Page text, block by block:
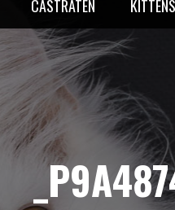
CASTRATEN KITTENS